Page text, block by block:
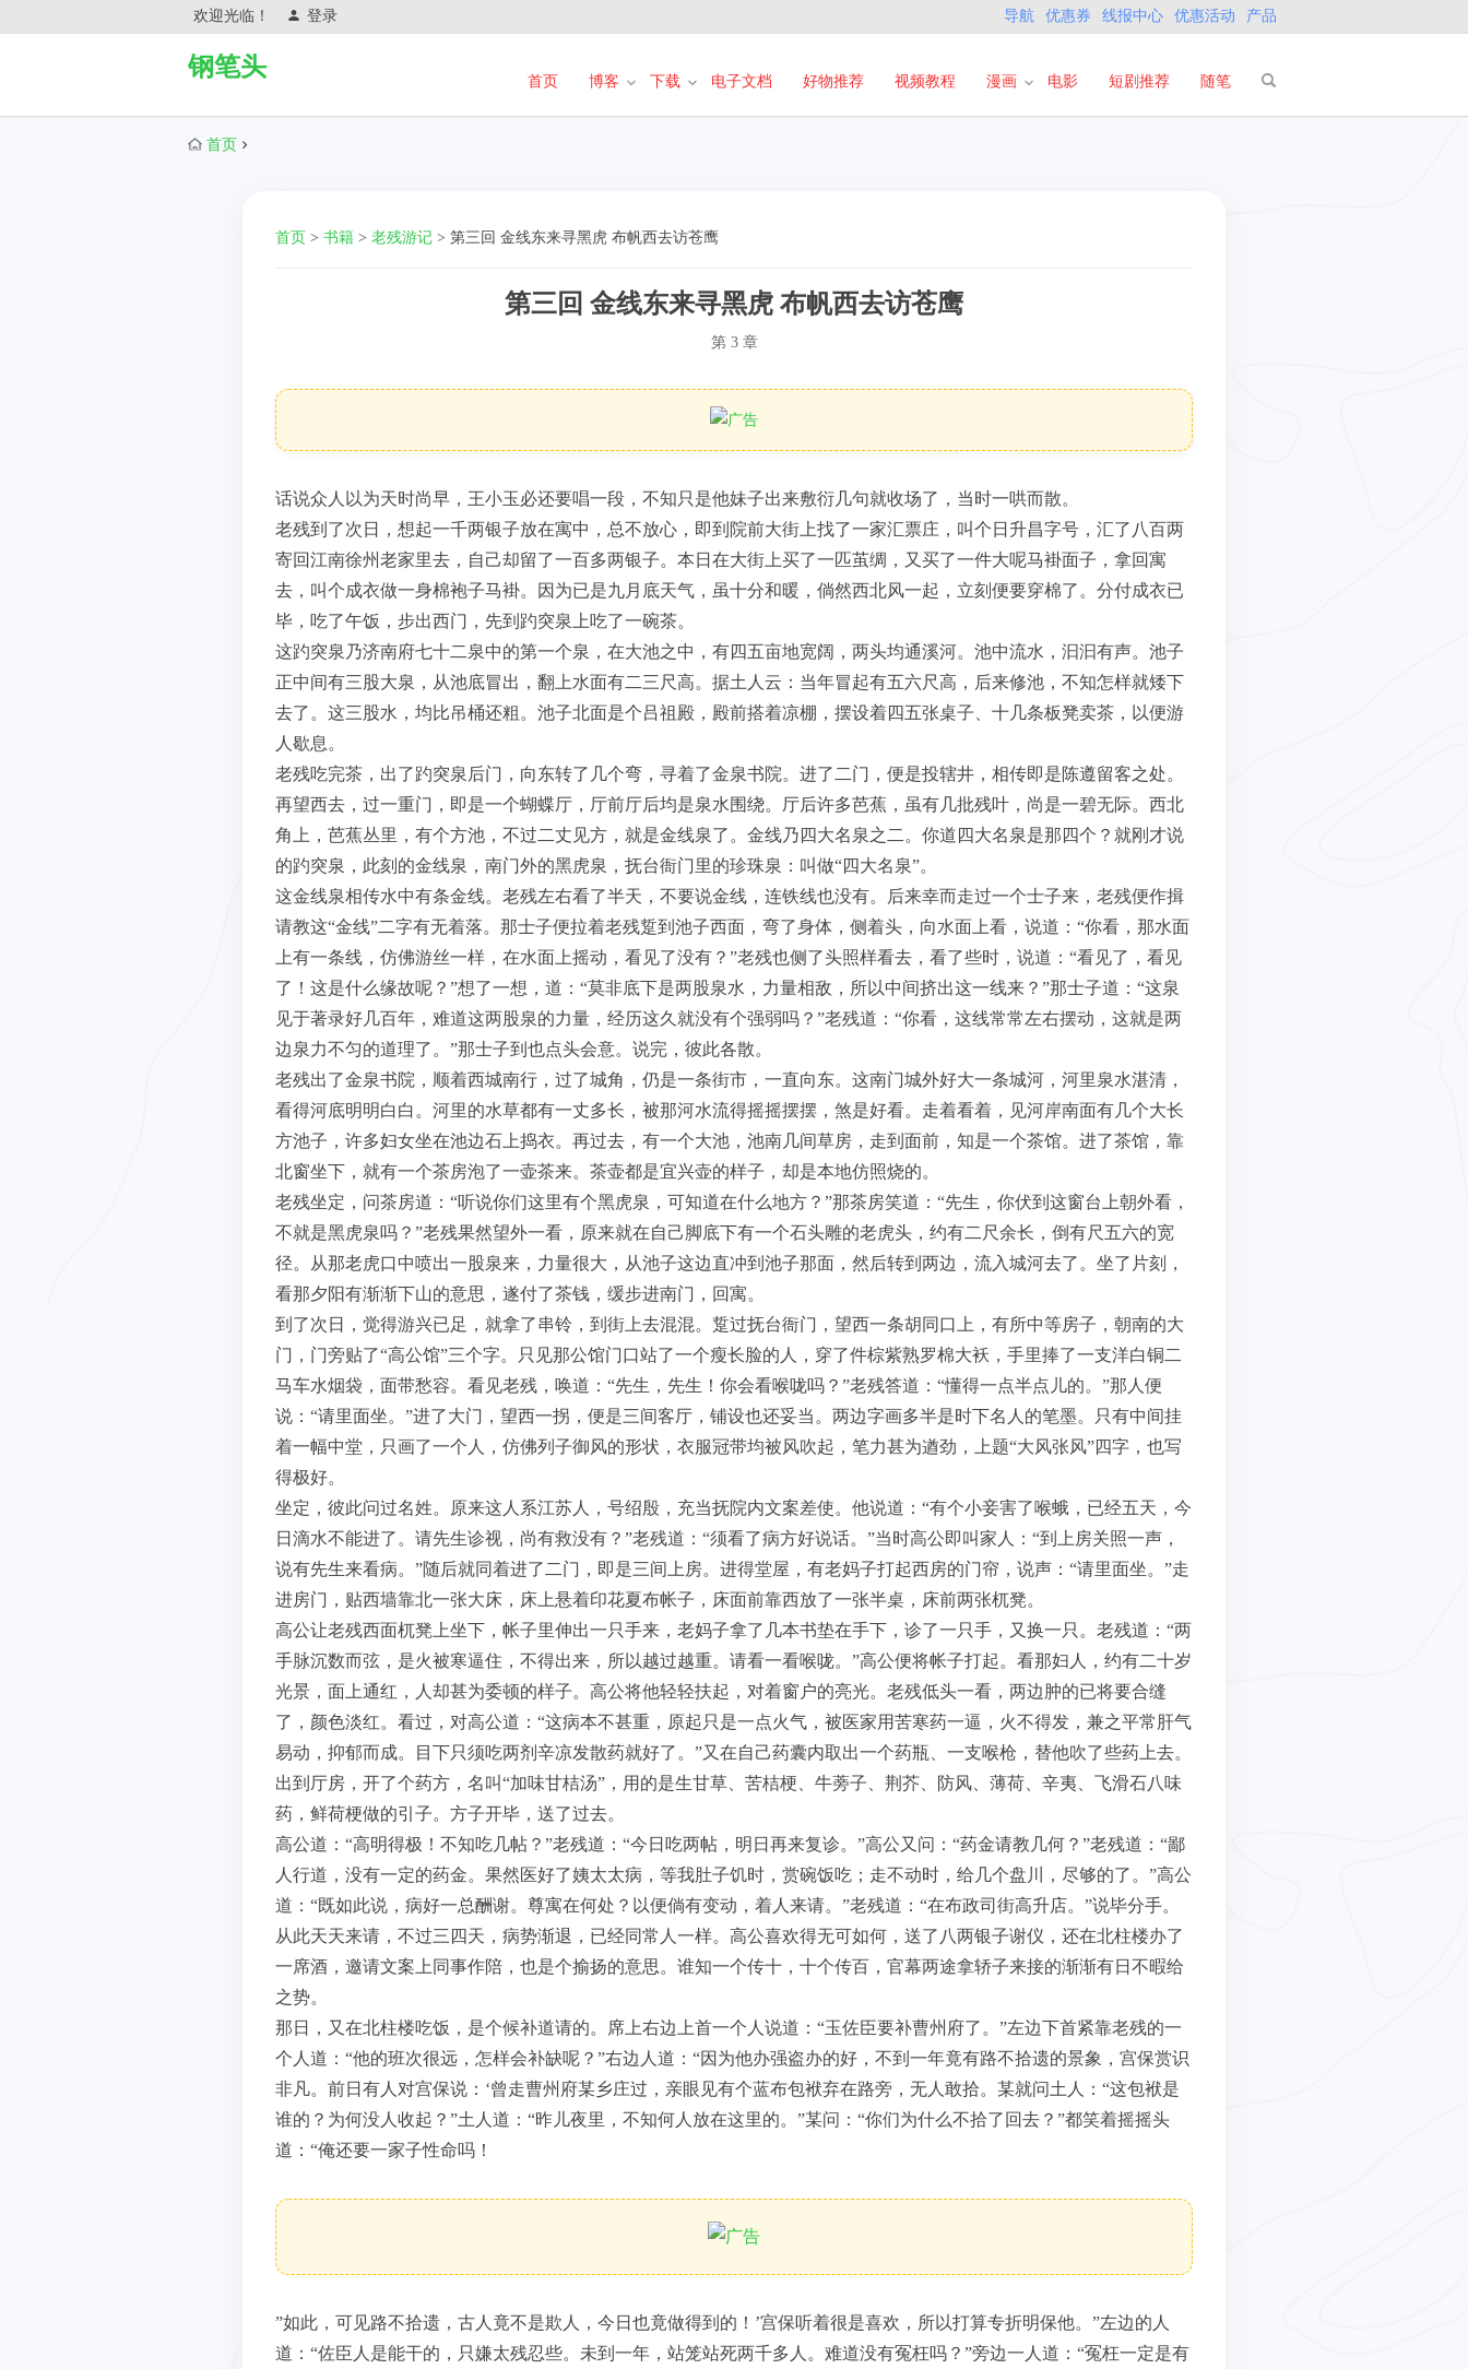
欢迎光临！ 登录 导航 优惠券 线报中心 优惠活动 产品
钢笔头
首页 博客 下载 电子文档 好物推荐 视频教程 漫画 电影 短剧推荐 随笔
首页
首页 > 书籍 > 老残游记 > 第三回 金线东来寻黑虎 布帆西去访苍鹰
第三回 金线东来寻黑虎 布帆西去访苍鹰
第 3 章
话说众人以为天时尚早，王小玉必还要唱一段，不知只是他妹子出来敷衍几句就收场了，当时一哄而散。
老残到了次日，想起一千两银子放在寓中，总不放心，即到院前大街上找了一家汇票庄，叫个日升昌字号，汇了八百两
寄回江南徐州老家里去，自己却留了一百多两银子。本日在大街上买了一匹茧绸，又买了一件大呢马褂面子，拿回寓
去，叫个成衣做一身棉袍子马褂。因为已是九月底天气，虽十分和暖，倘然西北风一起，立刻便要穿棉了。分付成衣已
毕，吃了午饭，步出西门，先到趵突泉上吃了一碗茶。
这趵突泉乃济南府七十二泉中的第一个泉，在大池之中，有四五亩地宽阔，两头均通溪河。池中流水，汩汩有声。池子
正中间有三股大泉，从池底冒出，翻上水面有二三尺高。据土人云：当年冒起有五六尺高，后来修池，不知怎样就矮下
去了。这三股水，均比吊桶还粗。池子北面是个吕祖殿，殿前搭着凉棚，摆设着四五张桌子、十几条板凳卖茶，以便游
人歇息。
老残吃完茶，出了趵突泉后门，向东转了几个弯，寻着了金泉书院。进了二门，便是投辖井，相传即是陈遵留客之处。
再望西去，过一重门，即是一个蝴蝶厅，厅前厅后均是泉水围绕。厅后许多芭蕉，虽有几批残叶，尚是一碧无际。西北
角上，芭蕉丛里，有个方池，不过二丈见方，就是金线泉了。金线乃四大名泉之二。你道四大名泉是那四个？就刚才说
的趵突泉，此刻的金线泉，南门外的黑虎泉，抚台衙门里的珍珠泉：叫做“四大名泉”。
这金线泉相传水中有条金线。老残左右看了半天，不要说金线，连铁线也没有。后来幸而走过一个士子来，老残便作揖
请教这“金线”二字有无着落。那士子便拉着老残踅到池子西面，弯了身体，侧着头，向水面上看，说道：“你看，那水面
上有一条线，仿佛游丝一样，在水面上摇动，看见了没有？”老残也侧了头照样看去，看了些时，说道：“看见了，看见
了！这是什么缘故呢？”想了一想，道：“莫非底下是两股泉水，力量相敌，所以中间挤出这一线来？”那士子道：“这泉
见于著录好几百年，难道这两股泉的力量，经历这久就没有个强弱吗？”老残道：“你看，这线常常左右摆动，这就是两
边泉力不匀的道理了。”那士子到也点头会意。说完，彼此各散。
老残出了金泉书院，顺着西城南行，过了城角，仍是一条街市，一直向东。这南门城外好大一条城河，河里泉水湛清，
看得河底明明白白。河里的水草都有一丈多长，被那河水流得摇摇摆摆，煞是好看。走着看着，见河岸南面有几个大长
方池子，许多妇女坐在池边石上捣衣。再过去，有一个大池，池南几间草房，走到面前，知是一个茶馆。进了茶馆，靠
北窗坐下，就有一个茶房泡了一壶茶来。茶壶都是宜兴壶的样子，却是本地仿照烧的。
老残坐定，问茶房道：“听说你们这里有个黑虎泉，可知道在什么地方？”那茶房笑道：“先生，你伏到这窗台上朝外看，
不就是黑虎泉吗？”老残果然望外一看，原来就在自己脚底下有一个石头雕的老虎头，约有二尺余长，倒有尺五六的宽
径。从那老虎口中喷出一股泉来，力量很大，从池子这边直冲到池子那面，然后转到两边，流入城河去了。坐了片刻，
看那夕阳有渐渐下山的意思，遂付了茶钱，缓步进南门，回寓。
到了次日，觉得游兴已足，就拿了串铃，到街上去混混。踅过抚台衙门，望西一条胡同口上，有所中等房子，朝南的大
门，门旁贴了“高公馆”三个字。只见那公馆门口站了一个瘦长脸的人，穿了件棕紫熟罗棉大袄，手里捧了一支洋白铜二
马车水烟袋，面带愁容。看见老残，唤道：“先生，先生！你会看喉咙吗？”老残答道：“懂得一点半点儿的。”那人便
说：“请里面坐。”进了大门，望西一拐，便是三间客厅，铺设也还妥当。两边字画多半是时下名人的笔墨。只有中间挂
着一幅中堂，只画了一个人，仿佛列子御风的形状，衣服冠带均被风吹起，笔力甚为遒劲，上题“大风张风”四字，也写
得极好。
坐定，彼此问过名姓。原来这人系江苏人，号绍殷，充当抚院内文案差使。他说道：“有个小妾害了喉蛾，已经五天，今
日滴水不能进了。请先生诊视，尚有救没有？”老残道：“须看了病方好说话。”当时高公即叫家人：“到上房关照一声，
说有先生来看病。”随后就同着进了二门，即是三间上房。进得堂屋，有老妈子打起西房的门帘，说声：“请里面坐。”走
进房门，贴西墙靠北一张大床，床上悬着印花夏布帐子，床面前靠西放了一张半桌，床前两张杌凳。
高公让老残西面杌凳上坐下，帐子里伸出一只手来，老妈子拿了几本书垫在手下，诊了一只手，又换一只。老残道：“两
手脉沉数而弦，是火被寒逼住，不得出来，所以越过越重。请看一看喉咙。”高公便将帐子打起。看那妇人，约有二十岁
光景，面上通红，人却甚为委顿的样子。高公将他轻轻扶起，对着窗户的亮光。老残低头一看，两边肿的已将要合缝
了，颜色淡红。看过，对高公道：“这病本不甚重，原起只是一点火气，被医家用苦寒药一逼，火不得发，兼之平常肝气
易动，抑郁而成。目下只须吃两剂辛凉发散药就好了。”又在自己药囊内取出一个药瓶、一支喉枪，替他吹了些药上去。
出到厅房，开了个药方，名叫“加味甘桔汤”，用的是生甘草、苦桔梗、牛蒡子、荆芥、防风、薄荷、辛夷、飞滑石八味
药，鲜荷梗做的引子。方子开毕，送了过去。
高公道：“高明得极！不知吃几帖？”老残道：“今日吃两帖，明日再来复诊。”高公又问：“药金请教几何？”老残道：“鄙
人行道，没有一定的药金。果然医好了姨太太病，等我肚子饥时，赏碗饭吃；走不动时，给几个盘川，尽够的了。”高公
道：“既如此说，病好一总酬谢。尊寓在何处？以便倘有变动，着人来请。”老残道：“在布政司街高升店。”说毕分手。
从此天天来请，不过三四天，病势渐退，已经同常人一样。高公喜欢得无可如何，送了八两银子谢仪，还在北柱楼办了
一席酒，邀请文案上同事作陪，也是个揄扬的意思。谁知一个传十，十个传百，官幕两途拿轿子来接的渐渐有日不暇给
之势。
那日，又在北柱楼吃饭，是个候补道请的。席上右边上首一个人说道：“玉佐臣要补曹州府了。”左边下首紧靠老残的一
个人道：“他的班次很远，怎样会补缺呢？”右边人道：“因为他办强盗办的好，不到一年竟有路不拾遗的景象，宫保赏识
非凡。前日有人对宫保说：‘曾走曹州府某乡庄过，亲眼见有个蓝布包袱弃在路旁，无人敢拾。某就问土人：“这包袱是
谁的？为何没人收起？”土人道：“昨儿夜里，不知何人放在这里的。”某问：“你们为什么不拾了回去？”都笑着摇摇头
道：“俺还要一家子性命吗！
”如此，可见路不拾遗，古人竟不是欺人，今日也竟做得到的！’宫保听着很是喜欢，所以打算专折明保他。”左边的人
道：“佐臣人是能干的，只嫌太残忍些。未到一年，站笼站死两千多人。难道没有冤枉吗？”旁边一人道：“冤枉一定是有